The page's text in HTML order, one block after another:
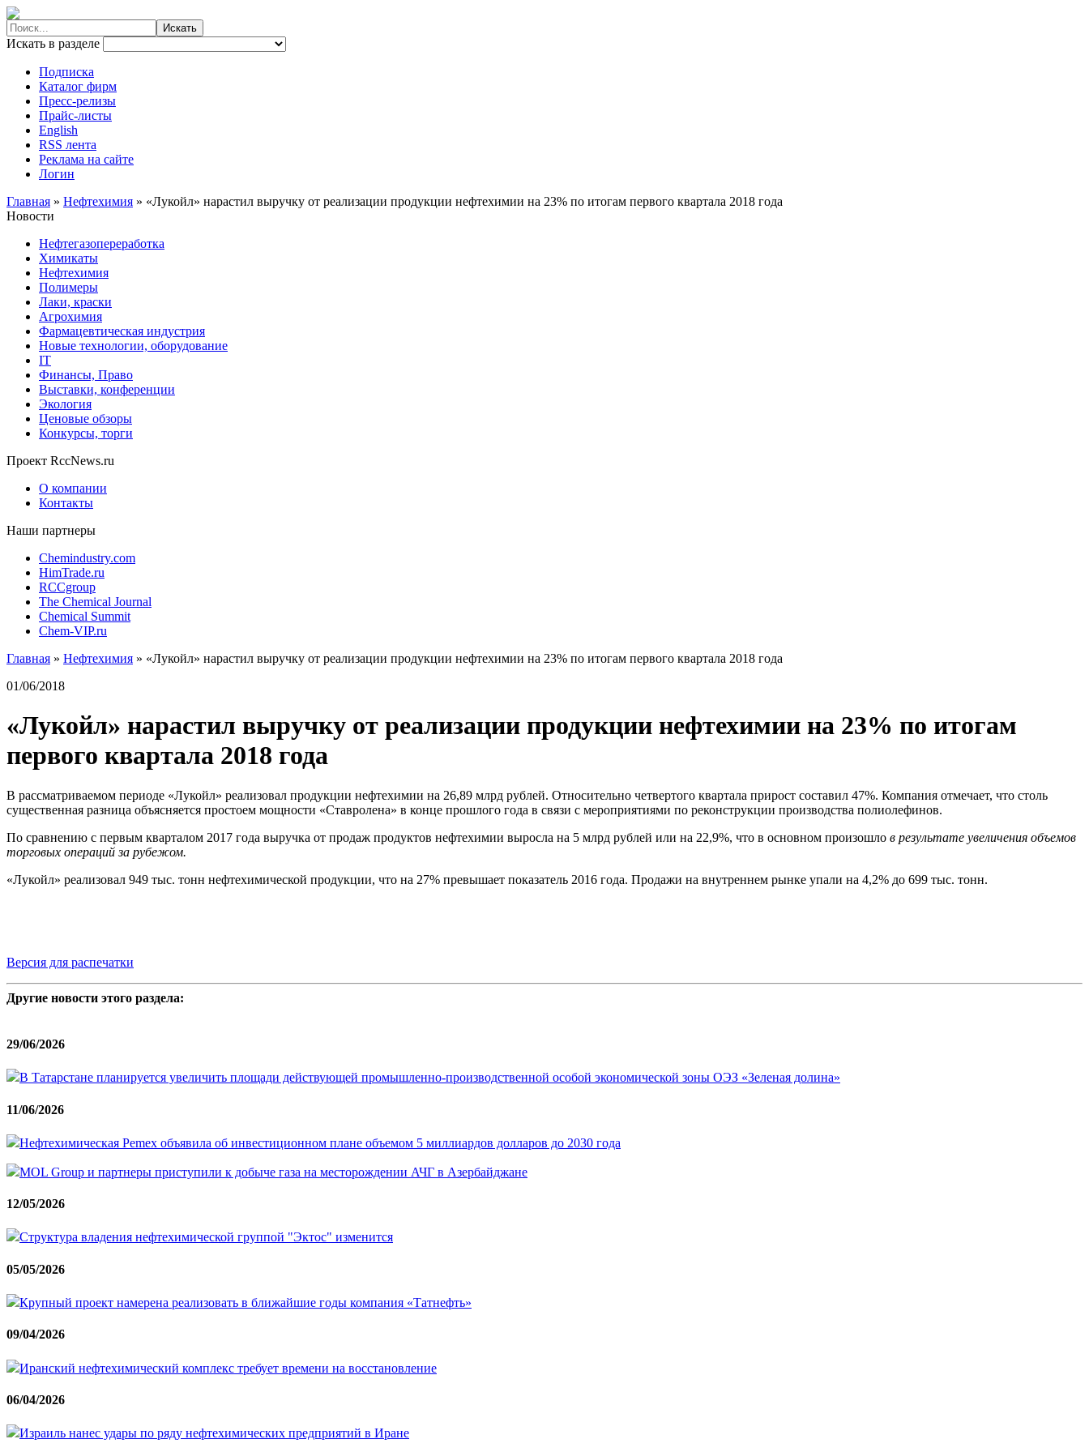
Искать в разделе
Подписка
Каталог фирм
Пресс-релизы
Прайс-листы
English
RSS лента
Реклама на сайте
Логин
Главная » Нефтехимия » «Лукойл» нарастил выручку от реализации продукции нефтехимии на 23% по итогам первого квартала 2018 года
Новости
Нефтегазопереработка
Химикаты
Нефтехимия
Полимеры
Лаки, краски
Агрохимия
Фармацевтическая индустрия
Новые технологии, оборудование
IT
Финансы, Право
Выставки, конференции
Экология
Ценовые обзоры
Конкурсы, торги
Проект RccNews.ru
О компании
Контакты
Наши партнеры
Chemindustry.com
HimTrade.ru
RCCgroup
The Chemical Journal
Chemical Summit
Chem-VIP.ru
Главная » Нефтехимия » «Лукойл» нарастил выручку от реализации продукции нефтехимии на 23% по итогам первого квартала 2018 года
01/06/2018
«Лукойл» нарастил выручку от реализации продукции нефтехимии на 23% по итогам
первого квартала 2018 года
В рассматриваемом периоде «Лукойл» реализовал продукции нефтехимии на 26,89 млрд рублей. Относительно четвертого квартала прирост составил 47%. Компания отмечает, что столь
существенная разница объясняется простоем мощности «Ставролена» в конце прошлого года в связи с мероприятиями по реконструкции производства полиолефинов.
По сравнению с первым кварталом 2017 года выручка от продаж продуктов нефтехимии выросла на 5 млрд рублей или на 22,9%, что в основном произошло в результате увеличения объемов
торговых операций за рубежом.
«Лукойл» реализовал 949 тыс. тонн нефтехимической продукции, что на 27% превышает показатель 2016 года. Продажи на внутреннем рынке упали на 4,2% до 699 тыс. тонн.
Версия для распечатки
Другие новости этого раздела:
29/06/2026
В Татарстане планируется увеличить площади действующей промышленно-производственной особой экономической зоны ОЭЗ «Зеленая долина»
11/06/2026
Нефтехимическая Pemex объявила об инвестиционном плане объемом 5 миллиардов долларов до 2030 года
MOL Group и партнеры приступили к добыче газа на месторождении АЧГ в Азербайджане
12/05/2026
Структура владения нефтехимической группой "Эктос" изменится
05/05/2026
Крупный проект намерена реализовать в ближайшие годы компания «Татнефть»
09/04/2026
Иранский нефтехимический комплекс требует времени на восстановление
06/04/2026
Израиль нанес удары по ряду нефтехимических предприятий в Иране